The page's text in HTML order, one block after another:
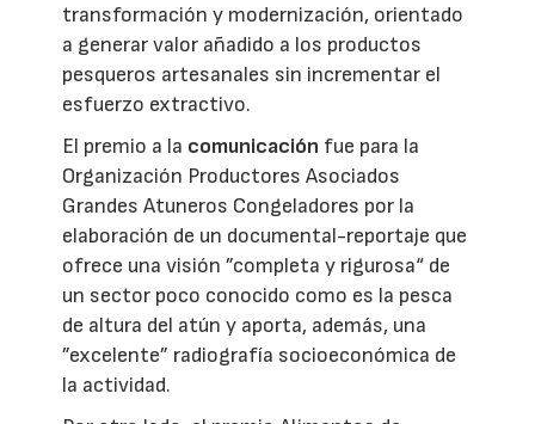
transformación y modernización, orientado
a generar valor añadido a los productos
pesqueros artesanales sin incrementar el
esfuerzo extractivo.
El premio a la comunicación fue para la
Organización Productores Asociados
Grandes Atuneros Congeladores por la
elaboración de un documental-reportaje que
ofrece una visión ”completa y rigurosa“ de
un sector poco conocido como es la pesca
de altura del atún y aporta, además, una
”excelente” radiografía socioeconómica de
la actividad.